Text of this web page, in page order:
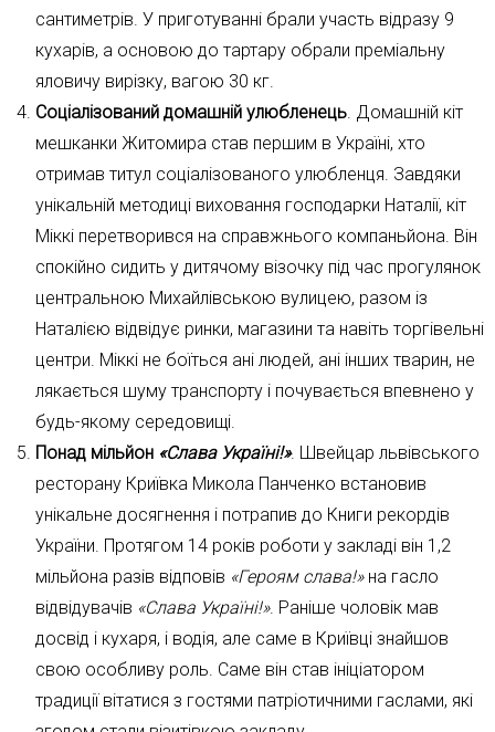
сантиметрів. У приготуванні брали участь відразу 9
кухарів, а основою до тартару обрали преміальну
яловичу вирізку, вагою 30 кг.
Соціалізований домашній улюбленець . Домашній кіт
мешканки Житомира став першим в Україні, хто
отримав титул соціалізованого улюбленця. Завдяки
унікальній методиці виховання господарки Наталії, кіт
Міккі перетворився на справжнього компаньйона. Він
спокійно сидить у дитячому візочку під час прогулянок
центральною Михайлівською вулицею, разом із
Наталією відвідує ринки, магазини та навіть торгівельні
центри. Міккі не боїться ані людей, ані інших тварин, не
лякається шуму транспорту і почувається впевнено у
будь-якому середовищі.
Понад мільйон «Слава Україні!». Швейцар львівського
ресторану Криївка Микола Панченко встановив
унікальне досягнення і потрапив до Книги рекордів
України. Протягом 14 років роботи у закладі він 1,2
мільйона разів відповів «Героям слава!»на гасло
відвідувачів «Слава Україні!». Раніше чоловік мав
досвід і кухаря, і водія, але саме в Криївці знайшов
свою особливу роль. Саме він став ініціатором
традиції вітатися з гостями патріотичними гаслами, які